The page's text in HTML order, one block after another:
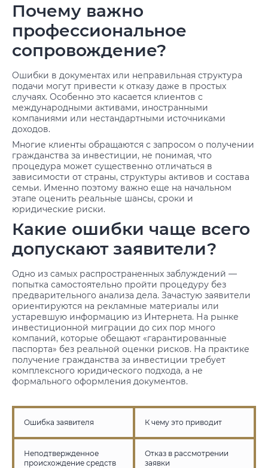
Почему важно
профессиональное
сопровождение?
Ошибки в документах или неправильная структура
подачи могут привести к отказу даже в простых
случаях. Особенно это касается клиентов с
международными активами, иностранными
компаниями или нестандартными источниками
доходов.
Многие клиенты обращаются с запросом о получении
гражданства за инвестиции, не понимая, что
процедура может существенно отличаться в
зависимости от страны, структуры активов и состава
семьи. Именно поэтому важно еще на начальном
этапе оценить реальные шансы, сроки и
юридические риски.
Какие ошибки чаще всего
допускают заявители?
Одно из самых распространенных заблуждений —
попытка самостоятельно пройти процедуру без
предварительного анализа дела. Зачастую заявители
ориентируются на рекламные материалы или
устаревшую информацию из Интернета. На рынке
инвестиционной миграции до сих пор много
компаний, которые обещают «гарантированные
паспорта» без реальной оценки рисков. На практике
получение гражданства за инвестиции требует
комплексного юридического подхода, а не
формального оформления документов.
Ошибка заявителя К чему это приводит
Неподтвержденное
происхождение средств
Отказ в рассмотрении
заявки